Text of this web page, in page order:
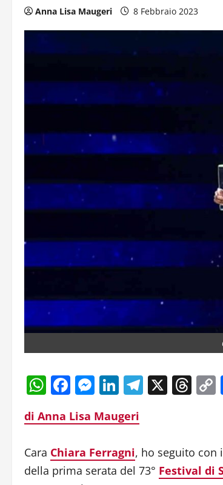
Anna Lisa Maugeri 8 Febbraio 2023
WhatsApp
Facebook
Messenger
LinkedIn
X
di Anna Lisa Maugeri
Cara Chiara Ferragni, ho seguito con
della prima serata del 73° Festival di